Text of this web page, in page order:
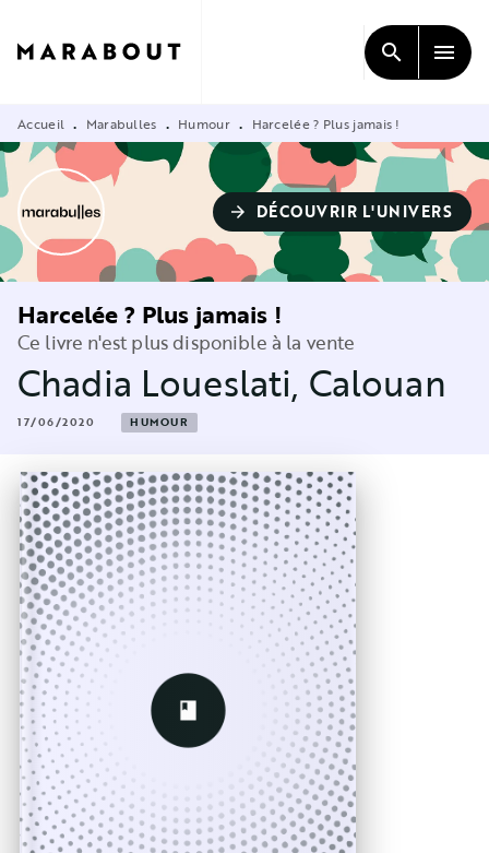
CONTENU
search menu
Accueil • Marabulles • Humour • Harcelée ? Plus jamais !
arrow_forward DÉCOUVRIR L'UNIVERS
Harcelée ? Plus jamais !
Ce livre n'est plus disponible à la vente
Chadia Loueslati, Calouan
17/06/2020 HUMOUR